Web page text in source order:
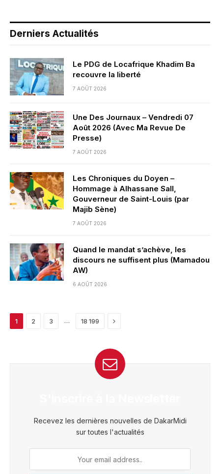
Derniers Actualités
Le PDG de Locafrique Khadim Ba
recouvre la liberté
7 AOÛT 2026
Une Des Journaux – Vendredi 07
Août 2026 (Avec Ma Revue De
Presse)
7 AOÛT 2026
Les Chroniques du Doyen –
Hommage à Alhassane Sall,
Gouverneur de Saint-Louis (par
Majib Sène)
7 AOÛT 2026
Quand le mandat s’achève, les
discours ne suffisent plus (Mamadou
AW)
6 AOÛT 2026
1 2 3 … 18 199 Next
Recevez les dernières nouvelles de DakarMidi
sur toutes l'actualités